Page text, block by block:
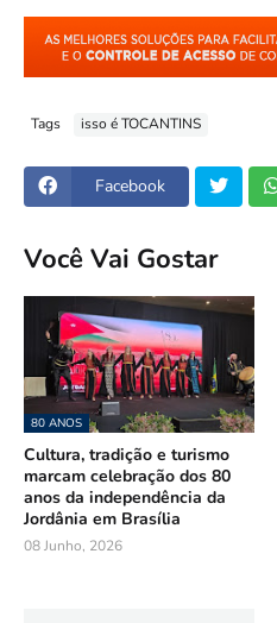
Tags isso é TOCANTINS
Facebook
Você Vai Gostar
80 ANOS
Cultura, tradição e turismo
marcam celebração dos 80
anos da independência da
Jordânia em Brasília
08 Junho, 2026